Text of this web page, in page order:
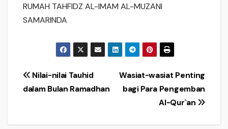
RUMAH TAHFIDZ AL-IMAM AL-MUZANI
SAMARINDA
Navigasi
Wasiat-wasiat Penting
bagi Para Pengemban
Al-Qur`an
Nilai-nilai Tauhid
dalam Bulan Ramadhan